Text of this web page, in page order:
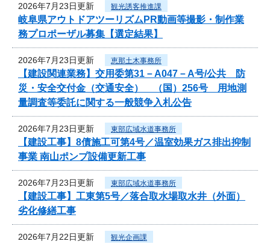
2026年7月23日更新 観光誘客推進課
岐阜県アウトドアツーリズムPR動画等撮影・制作業
務プロポーザル募集【選定結果】
2026年7月23日更新 恵那土木事務所
【建設関連業務】交用委第31－A047－A号/公共 防
災・安全交付金（交通安全） （国）256号 用地測
量調査等委託に関する一般競争入札公告
2026年7月23日更新 東部広域水道事務所
【建設工事】8債施工可第4号／温室効果ガス排出抑制
事業 南山ポンプ設備更新工事
2026年7月23日更新 東部広域水道事務所
【建設工事】工東第5号／落合取水場取水井（外面）
劣化修繕工事
2026年7月22日更新 観光企画課